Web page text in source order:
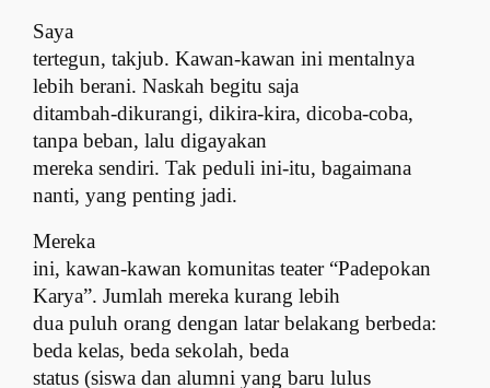
Saya
tertegun, takjub. Kawan-kawan ini mentalnya
lebih berani. Naskah begitu saja
ditambah-dikurangi, dikira-kira, dicoba-coba,
tanpa beban, lalu digayakan
mereka sendiri. Tak peduli ini-itu, bagaimana
nanti, yang penting jadi.
Mereka
ini, kawan-kawan komunitas teater “Padepokan
Karya”. Jumlah mereka kurang lebih
dua puluh orang dengan latar belakang berbeda:
beda kelas, beda sekolah, beda
status (siswa dan alumni yang baru lulus